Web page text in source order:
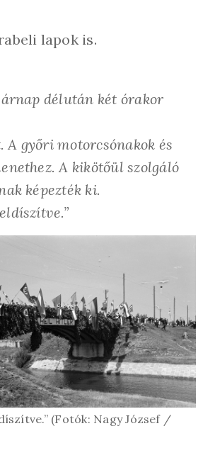
lapok is.
délután két órakor
A győri motorcsónakok és
A kikötőül szolgáló
képezték ki.
(Fotók: Nagy József /